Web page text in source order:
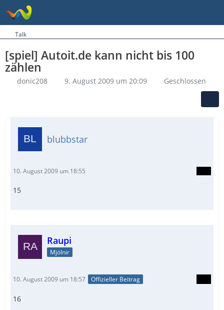
Talk
[spiel] Autoit.de kann nicht bis 100
zählen
donic208 9. August 2009 um 20:09 Geschlossen
blubbstar
10. August 2009 um 18:55
15
Raupi
Mjölnir
10. August 2009 um 18:57 Offizieller Beitrag
16